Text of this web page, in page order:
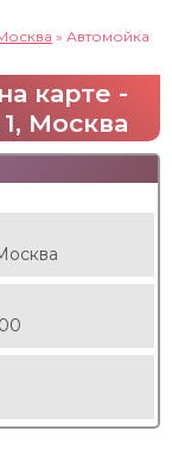
» Автомойка
карте -
Москва